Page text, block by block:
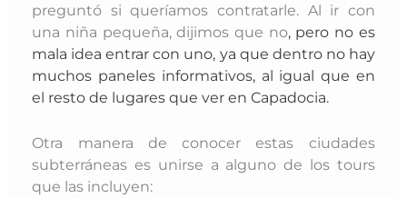
preguntó si queríamos contratarle. Al ir con
una niña pequeña, dijimos que no, pero no es
mala idea entrar con uno, ya que dentro no hay
muchos paneles informativos, al igual que en
el resto de lugares que ver en Capadocia.
Otra manera de conocer estas ciudades
subterráneas es unirse a alguno de los tours
que las incluyen: